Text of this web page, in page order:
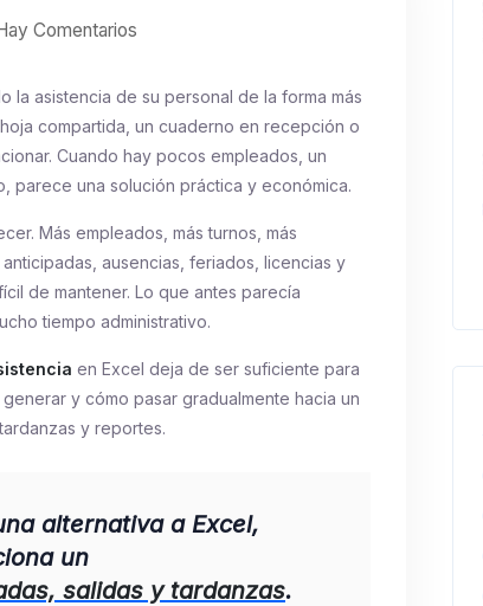
Comentarios
la asistencia de su personal de la forma más
compartida, un cuaderno en recepción o
Cuando hay pocos empleados, un
parece una solución práctica y económica.
Más empleados, más turnos, más
ausencias, feriados, licencias y
de mantener. Lo que antes parecía
tiempo administrativo.
en Excel deja de ser suficiente para
y cómo pasar gradualmente hacia un
y reportes.
alternativa a Excel,
un
salidas y tardanzas.